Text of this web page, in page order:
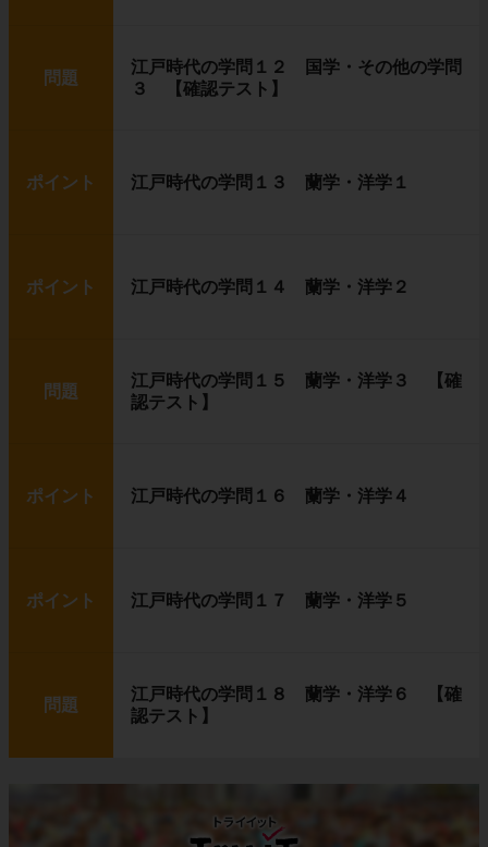
問題
江戸時代の学問１２ 国学・その他の学問
３ 【確認テスト】
ポイント 江戸時代の学問１３ 蘭学・洋学１
ポイント 江戸時代の学問１４ 蘭学・洋学２
問題
江戸時代の学問１５ 蘭学・洋学３ 【確
認テスト】
ポイント 江戸時代の学問１６ 蘭学・洋学４
ポイント 江戸時代の学問１７ 蘭学・洋学５
問題
江戸時代の学問１８ 蘭学・洋学６ 【確
認テスト】